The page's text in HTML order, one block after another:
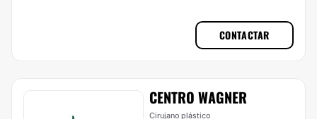
CONTACTAR
CENTRO WAGNER
Cirujano plástico